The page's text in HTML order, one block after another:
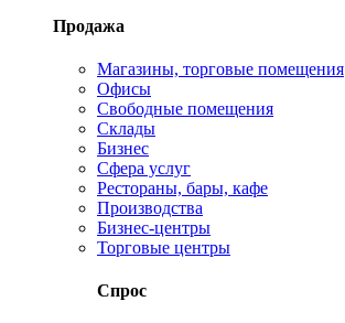
Продажа
Магазины, торговые помещения
Офисы
Свободные помещения
Склады
Бизнес
Сфера услуг
Рестораны, бары, кафе
Производства
Бизнес-центры
Торговые центры
Спрос